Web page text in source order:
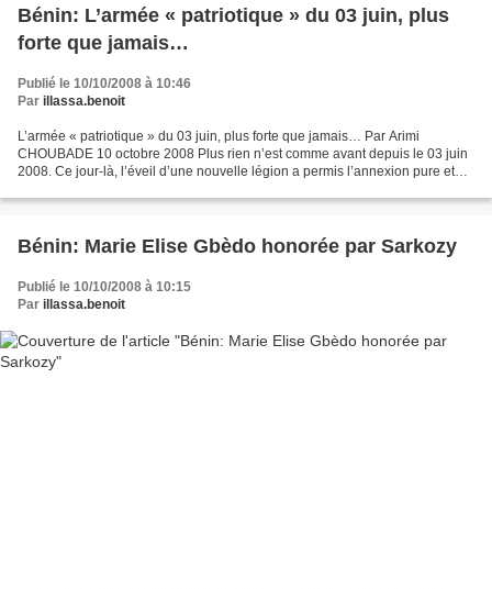
Bénin: L’armée « patriotique » du 03 juin, plus
forte que jamais…
Publié le 10/10/2008 à 10:46
Par illassa.benoit
L’armée « patriotique » du 03 juin, plus forte que jamais… Par Arimi
CHOUBADE 10 octobre 2008 Plus rien n’est comme avant depuis le 03 juin
2008. Ce jour-là, l’éveil d’une nouvelle légion a permis l’annexion pure et
Bénin: Marie Elise Gbèdo honorée par Sarkozy
Publié le 10/10/2008 à 10:15
Par illassa.benoit